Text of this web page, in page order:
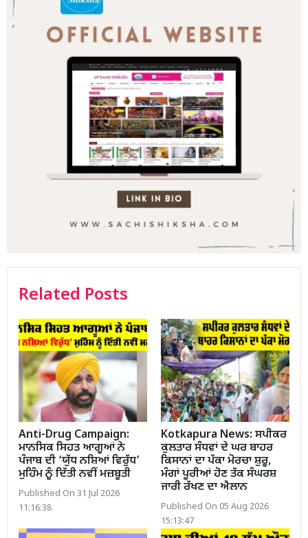
Related Posts
Anti-Drug Campaign:
ਮਾਨਸਿਕ ਸਿਹਤ ਆਗੂਆਂ ਨੇ
ਪੰਜਾਬ ਦੀ ‘ਯੁੱਧ ਨਸ਼ਿਆਂ ਵਿਰੁੱਧ’
ਮੁਹਿੰਮ ਨੂੰ ਦਿੱਤੀ ਨਵੀਂ ਮਜ਼ਬੂਤੀ
Published On 31 Jul 2026
11:16:38
Kotkapura News: ਸਪੀਕਰ
ਕੁਲਤਾਰ ਸੰਧਵਾਂ ਦੇ ਘਰ ਬਾਹਰ
ਕਿਸਾਨਾਂ ਦਾ ਪੱਕਾ ਮੋਰਚਾ ਸ਼ੁਰੂ,
ਮੰਗਾਂ ਪੂਰੀਆਂ ਹੋਣ ਤੱਕ ਸੰਘਰਸ਼
ਜਾਰੀ ਰੱਖਣ ਦਾ ਐਲਾਨ
Published On 05 Aug 2026
15:13:47